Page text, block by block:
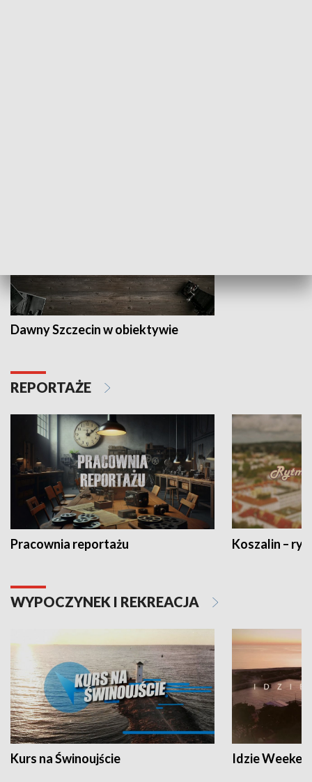
Dawny Szczecin w obiektywie
REPORTAŻE
Pracownia reportażu Koszalin –
WYPOCZYNEK I REKREACJA
Kurs na Świnoujście Idzie